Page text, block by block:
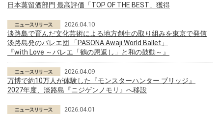
日本蒸留酒部門 最高評価「TOP OF THE BEST」獲得
2026.04.10
淡路島で育んだ文化芸術による地方創生の取り組みを東京で発信
淡路島発のバレエ団 「PASONA Awaji World Ballet」
『with Love ～バレエ「鶴の恩返し」と和の鼓動～』
2026.04.09
万博で約10万人が体験した『モンスターハンター ブリッジ』
2027年度、淡路島『ニジゲンノモリ』へ移設
2026.04.01